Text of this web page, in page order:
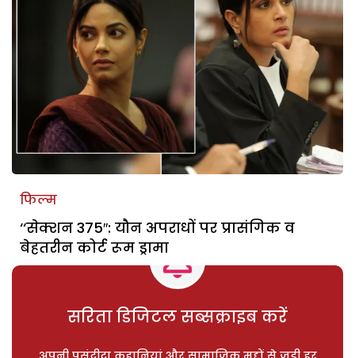
फिल्म
‘‘सेक्शन 375″: यौन अपराधों पर प्रासंगिक व
बेहतरीन कोर्ट रूम ड्रामा
सरिता डिजिटल सब्सक्राइब करें